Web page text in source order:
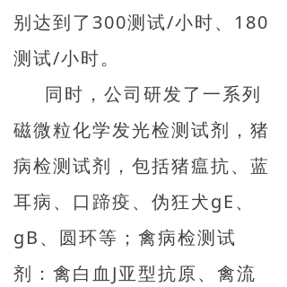
别达到了300测试/小时、180
测试/小时。
同时，公司研发了一系列
磁微粒化学发光检测试剂，猪
病检测试剂，包括猪瘟抗、蓝
耳病、口蹄疫、伪狂犬gE、
gB、圆环等；禽病检测试
剂：禽白血J亚型抗原、禽流